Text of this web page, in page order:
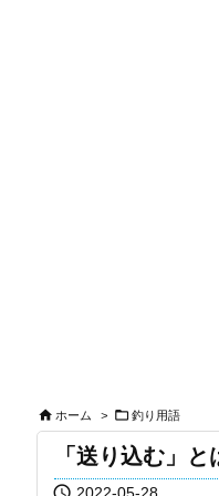
 ホーム >  釣り用語
「送り込む」